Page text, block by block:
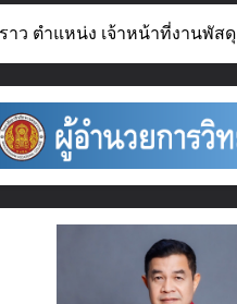
ว ตำแหน่ง เจ้าหน้าที่งานพัสดุ